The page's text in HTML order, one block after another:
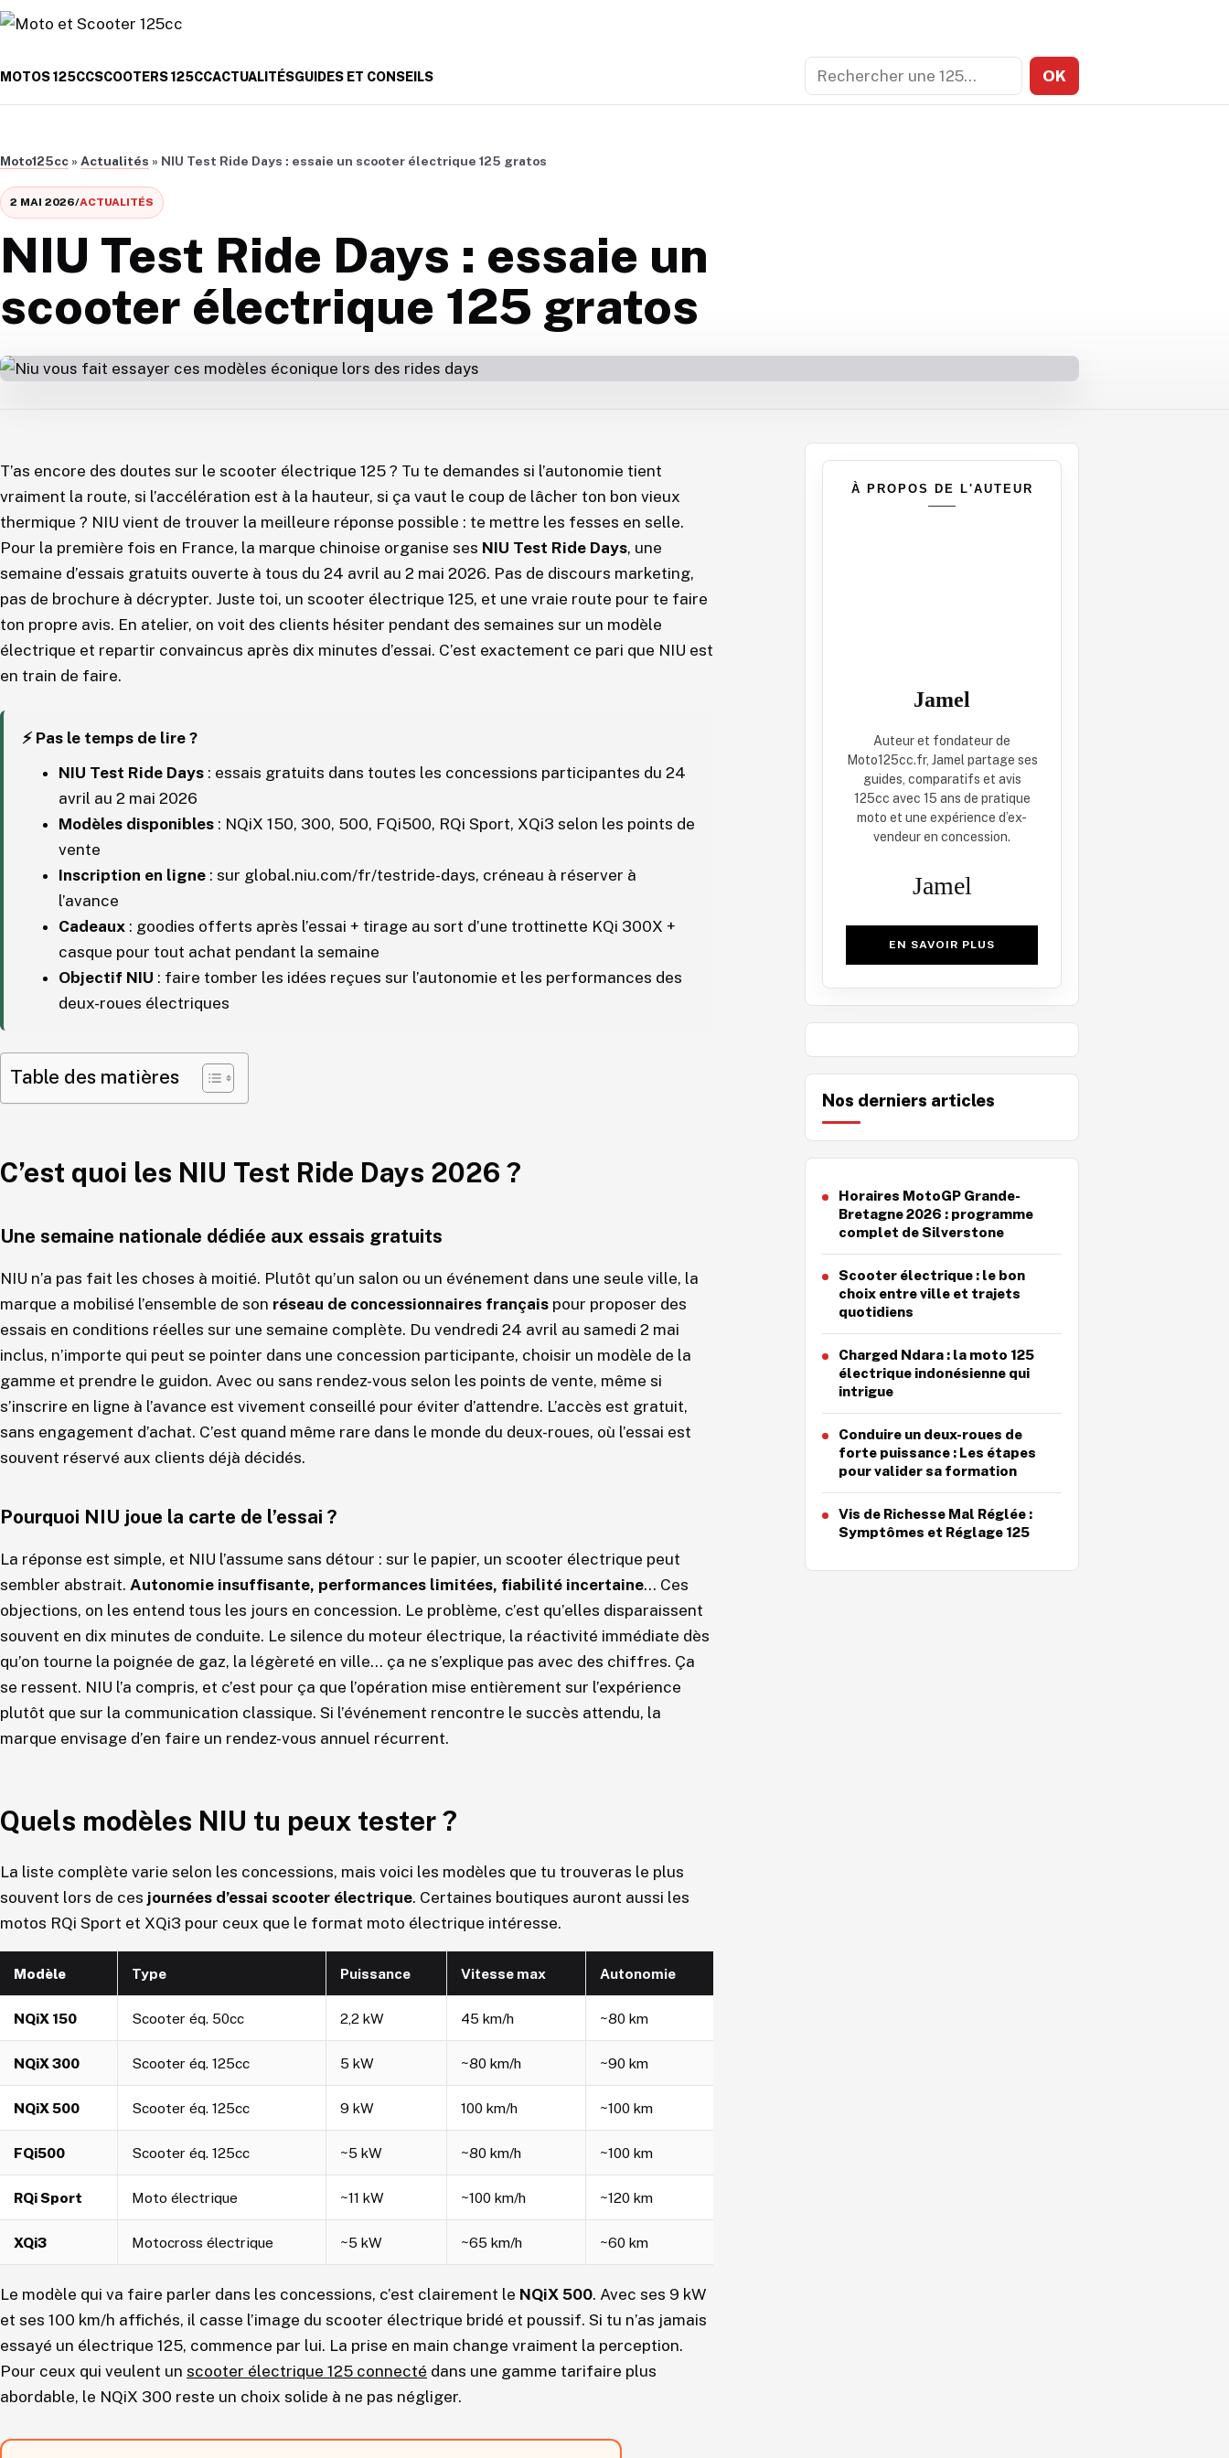
Aller au contenu
MOTOS 125CCSCOOTERS 125CCACTUALITÉSGUIDES ET CONSEILS Rechercher OK
Moto125cc » Actualités » NIU Test Ride Days : essaie un scooter électrique 125 gratos
2 MAI 2026/ACTUALITÉS
NIU Test Ride Days : essaie un
scooter électrique 125 gratos
T’as encore des doutes sur le scooter électrique 125 ? Tu te demandes si l’autonomie tient
vraiment la route, si l’accélération est à la hauteur, si ça vaut le coup de lâcher ton bon vieux
thermique ? NIU vient de trouver la meilleure réponse possible : te mettre les fesses en selle.
Pour la première fois en France, la marque chinoise organise ses NIU Test Ride Days, une
semaine d’essais gratuits ouverte à tous du 24 avril au 2 mai 2026. Pas de discours marketing,
pas de brochure à décrypter. Juste toi, un scooter électrique 125, et une vraie route pour te faire
ton propre avis. En atelier, on voit des clients hésiter pendant des semaines sur un modèle
électrique et repartir convaincus après dix minutes d’essai. C’est exactement ce pari que NIU est
en train de faire.
⚡ Pas le temps de lire ?
NIU Test Ride Days : essais gratuits dans toutes les concessions participantes du 24
avril au 2 mai 2026
Modèles disponibles : NQiX 150, 300, 500, FQi500, RQi Sport, XQi3 selon les points de
vente
Inscription en ligne : sur global.niu.com/fr/testride-days, créneau à réserver à
l’avance
Cadeaux : goodies offerts après l’essai + tirage au sort d’une trottinette KQi 300X +
casque pour tout achat pendant la semaine
Objectif NIU : faire tomber les idées reçues sur l’autonomie et les performances des
deux-roues électriques
Table des matières
C’est quoi les NIU Test Ride Days 2026 ?
Une semaine nationale dédiée aux essais gratuits
NIU n’a pas fait les choses à moitié. Plutôt qu’un salon ou un événement dans une seule ville, la
marque a mobilisé l’ensemble de son réseau de concessionnaires français pour proposer des
essais en conditions réelles sur une semaine complète. Du vendredi 24 avril au samedi 2 mai
inclus, n’importe qui peut se pointer dans une concession participante, choisir un modèle de la
gamme et prendre le guidon. Avec ou sans rendez-vous selon les points de vente, même si
s’inscrire en ligne à l’avance est vivement conseillé pour éviter d’attendre. L’accès est gratuit,
sans engagement d’achat. C’est quand même rare dans le monde du deux-roues, où l’essai est
souvent réservé aux clients déjà décidés.
Pourquoi NIU joue la carte de l’essai ?
La réponse est simple, et NIU l’assume sans détour : sur le papier, un scooter électrique peut
sembler abstrait. Autonomie insuffisante, performances limitées, fiabilité incertaine… Ces
objections, on les entend tous les jours en concession. Le problème, c’est qu’elles disparaissent
souvent en dix minutes de conduite. Le silence du moteur électrique, la réactivité immédiate dès
qu’on tourne la poignée de gaz, la légèreté en ville… ça ne s’explique pas avec des chiffres. Ça
se ressent. NIU l’a compris, et c’est pour ça que l’opération mise entièrement sur l’expérience
plutôt que sur la communication classique. Si l’événement rencontre le succès attendu, la
marque envisage d’en faire un rendez-vous annuel récurrent.
Quels modèles NIU tu peux tester ?
La liste complète varie selon les concessions, mais voici les modèles que tu trouveras le plus
souvent lors de ces journées d’essai scooter électrique. Certaines boutiques auront aussi les
motos RQi Sport et XQi3 pour ceux que le format moto électrique intéresse.
Modèle Type Puissance Vitesse max Autonomie
NQiX 150 Scooter éq. 50cc 2,2 kW 45 km/h ~80 km
NQiX 300 Scooter éq. 125cc 5 kW ~80 km/h ~90 km
NQiX 500 Scooter éq. 125cc 9 kW 100 km/h ~100 km
FQi500 Scooter éq. 125cc ~5 kW ~80 km/h ~100 km
RQi Sport Moto électrique ~11 kW ~100 km/h ~120 km
XQi3 Motocross électrique ~5 kW ~65 km/h ~60 km
Le modèle qui va faire parler dans les concessions, c’est clairement le NQiX 500. Avec ses 9 kW
et ses 100 km/h affichés, il casse l’image du scooter électrique bridé et poussif. Si tu n’as jamais
essayé un électrique 125, commence par lui. La prise en main change vraiment la perception.
Pour ceux qui veulent un scooter électrique 125 connecté dans une gamme tarifaire plus
abordable, le NQiX 300 reste un choix solide à ne pas négliger.
À PROPOS DE L'AUTEUR
Jamel
Auteur et fondateur de
Moto125cc.fr, Jamel partage ses
guides, comparatifs et avis
125cc avec 15 ans de pratique
moto et une expérience d’ex-
vendeur en concession.
Jamel
EN SAVOIR PLUS
Nos derniers articles
Horaires MotoGP Grande-
Bretagne 2026 : programme
complet de Silverstone
Scooter électrique : le bon
choix entre ville et trajets
quotidiens
Charged Ndara : la moto 125
électrique indonésienne qui
intrigue
Conduire un deux-roues de
forte puissance : Les étapes
pour valider sa formation
Vis de Richesse Mal Réglée :
Symptômes et Réglage 125